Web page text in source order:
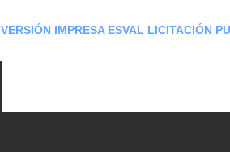
VERSIÓN IMPRESA ESVAL LICITACIÓN